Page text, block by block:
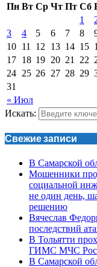
Пн Вт Ср Чт Пт Сб
« Июл
1
3
4 5 6 7 8
10 11 12 13 14 15
17 18 19 20 21 22
24 25 26 27 28 29
31
Искать:
Свежие записи
В Самарской
Мошенники
социальной
не один день,
решению
Вячеслав
последствий
В Тольятти
ГИМС МЧС
В Самарской